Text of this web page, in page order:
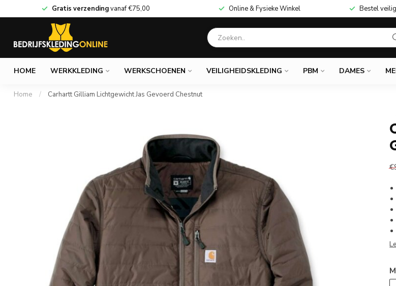
Gratis verzendingvanaf€75,00 Online & Fysieke Winkel Bestel
HOME WERKKLEDING WERKSCHOENEN VEILIGHEIDSKLEDING PBM DAMES
Home / Carhartt Gilliam Lichtgewicht Jas Gevoerd Chestnut